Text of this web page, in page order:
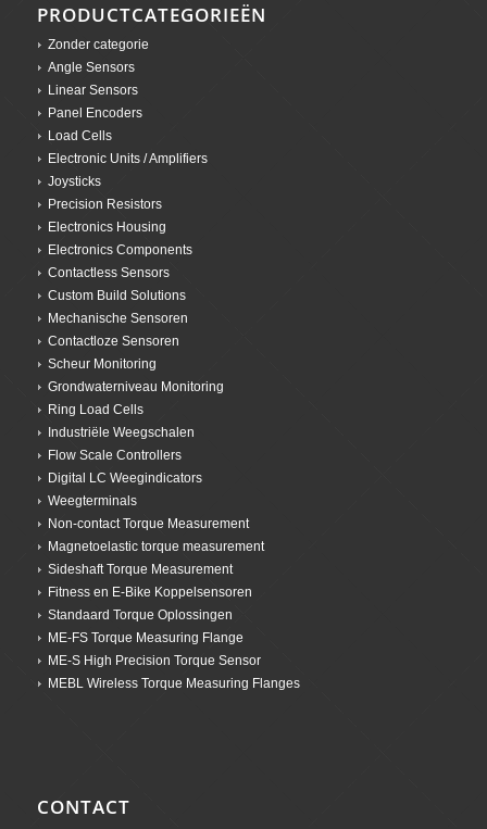
PRODUCTCATEGORIEËN
Zonder categorie
Angle Sensors
Linear Sensors
Panel Encoders
Load Cells
Electronic Units / Amplifiers
Joysticks
Precision Resistors
Electronics Housing
Electronics Components
Contactless Sensors
Custom Build Solutions
Mechanische Sensoren
Contactloze Sensoren
Scheur Monitoring
Grondwaterniveau Monitoring
Ring Load Cells
Industriële Weegschalen
Flow Scale Controllers
Digital LC Weegindicators
Weegterminals
Non-contact Torque Measurement
Magnetoelastic torque measurement
Sideshaft Torque Measurement
Fitness en E-Bike Koppelsensoren
Standaard Torque Oplossingen
ME-FS Torque Measuring Flange
ME-S High Precision Torque Sensor
MEBL Wireless Torque Measuring Flanges
CONTACT